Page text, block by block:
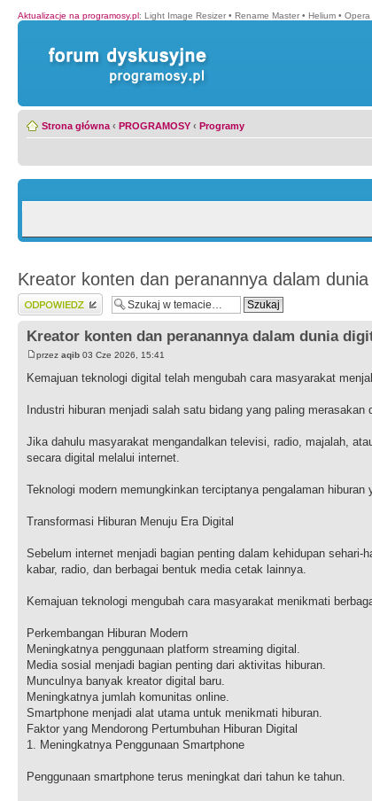
Aktualizacje na programosy.pl: Light Image Resizer • Rename Master • Helium • Opera
Strona główna ‹ PROGRAMOSY ‹ Programy
Kreator konten dan peranannya dalam dunia
Wyślij odpowiedź
Kreator konten dan peranannya dalam dunia
przez aqib 03 Cze 2026, 15:41
Kemajuan teknologi digital telah mengubah cara masyarakat
Industri hiburan menjadi salah satu bidang yang paling merasakan
Jika dahulu masyarakat mengandalkan televisi, radio, majalah,
secara digital melalui internet.
Teknologi modern memungkinkan terciptanya pengalaman
Transformasi Hiburan Menuju Era Digital
Sebelum internet menjadi bagian penting dalam kehidupan
kabar, radio, dan berbagai bentuk media cetak lainnya.
Kemajuan teknologi mengubah cara masyarakat menikmati
Perkembangan Hiburan Modern
Meningkatnya penggunaan platform streaming digital.
Media sosial menjadi bagian penting dari aktivitas hiburan.
Munculnya banyak kreator digital baru.
Meningkatnya jumlah komunitas online.
Smartphone menjadi alat utama untuk menikmati hiburan.
Faktor yang Mendorong Pertumbuhan Hiburan Digital
1. Meningkatnya Penggunaan Smartphone
Penggunaan smartphone terus meningkat dari tahun ke tahun.